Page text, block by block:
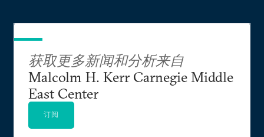
获取更多新闻和分析来自
Malcolm H. Kerr Carnegie Middle
East Center
订阅